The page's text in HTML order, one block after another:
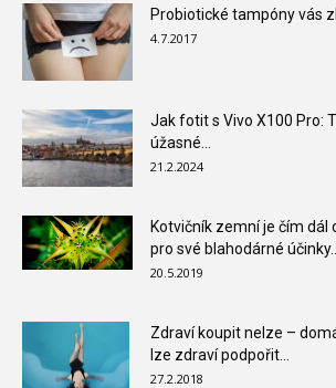
Probiotické tampóny vás
4.7.2017
Jak fotit s Vivo X100 Pro:
úžasné...
21.2.2024
Kotvičník zemní je čím dál
pro své blahodárné účinky...
20.5.2019
Zdraví koupit nelze –
lze zdraví podpořit...
27.2.2018